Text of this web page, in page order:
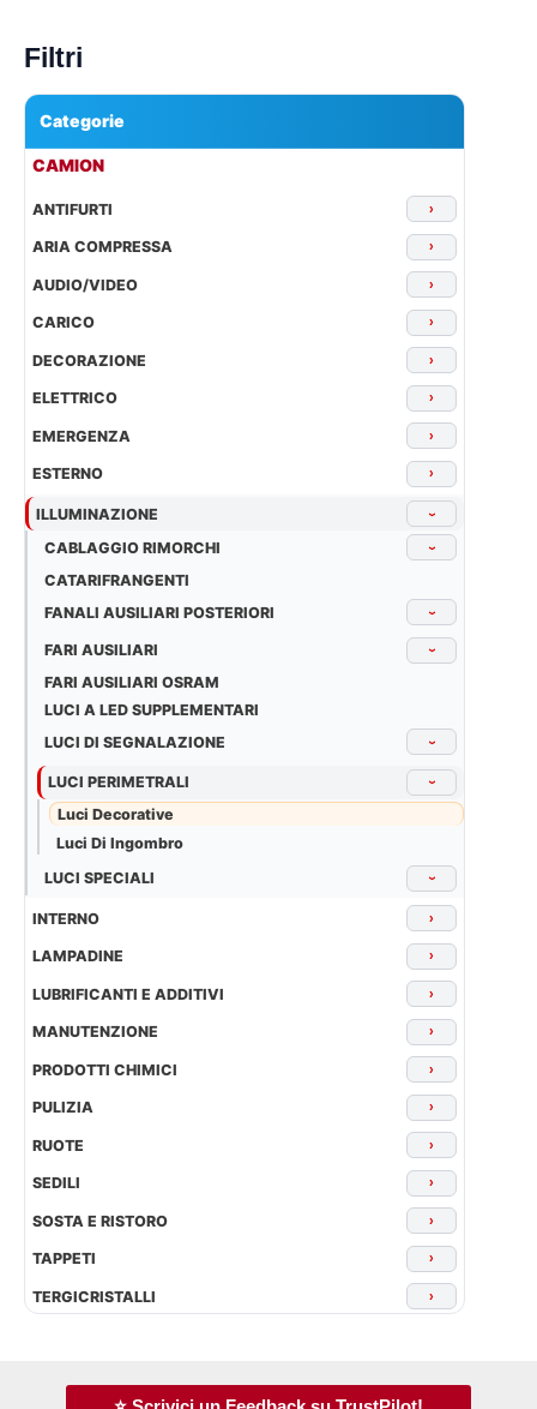
Filtri
Categorie
CAMION
ANTIFURTI ›
ARIA COMPRESSA ›
AUDIO/VIDEO ›
CARICO ›
DECORAZIONE ›
ELETTRICO ›
EMERGENZA ›
ESTERNO ›
ILLUMINAZIONE ›
CABLAGGIO RIMORCHI ›
CATARIFRANGENTI
FANALI AUSILIARI POSTERIORI
›
FARI AUSILIARI ›
FARI AUSILIARI OSRAM
LUCI A LED SUPPLEMENTARI
LUCI DI SEGNALAZIONE
›
LUCI PERIMETRALI ›
Luci Decorative
Luci Di Ingombro
LUCI SPECIALI
›
INTERNO ›
LAMPADINE ›
LUBRIFICANTI E ADDITIVI ›
MANUTENZIONE ›
PRODOTTI CHIMICI ›
PULIZIA ›
RUOTE ›
SEDILI ›
SOSTA E RISTORO ›
TAPPETI ›
TERGICRISTALLI ›